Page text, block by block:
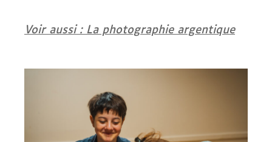
Voir aussi : La photographie argentique